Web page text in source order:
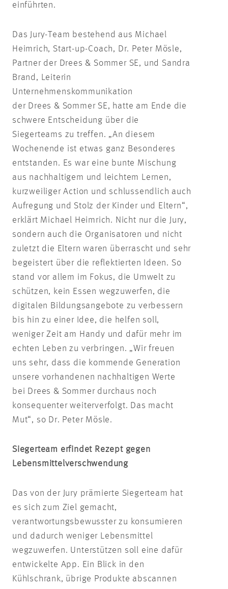
einführten.
Das Jury-Team bestehend aus Michael
Heimrich, Start-up-Coach, Dr. Peter Mösle,
Partner der Drees & Sommer SE, und Sandra
Brand, Leiterin
Unternehmenskommunikation
der Drees & Sommer SE, hatte am Ende die
schwere Entscheidung über die
Siegerteams zu treffen. „An diesem
Wochenende ist etwas ganz Besonderes
entstanden. Es war eine bunte Mischung
aus nachhaltigem und leichtem Lernen,
kurzweiliger Action und schlussendlich auch
Aufregung und Stolz der Kinder und Eltern“,
erklärt Michael Heimrich. Nicht nur die Jury,
sondern auch die Organisatoren und nicht
zuletzt die Eltern waren überrascht und sehr
begeistert über die reflektierten Ideen. So
stand vor allem im Fokus, die Umwelt zu
schützen, kein Essen wegzuwerfen, die
digitalen Bildungsangebote zu verbessern
bis hin zu einer Idee, die helfen soll,
weniger Zeit am Handy und dafür mehr im
echten Leben zu verbringen. „Wir freuen
uns sehr, dass die kommende Generation
unsere vorhandenen nachhaltigen Werte
bei Drees & Sommer durchaus noch
konsequenter weiterverfolgt. Das macht
Mut“, so Dr. Peter Mösle.
Siegerteam erfindet Rezept gegen
Lebensmittelverschwendung
Das von der Jury prämierte Siegerteam hat
es sich zum Ziel gemacht,
verantwortungsbewusster zu konsumieren
und dadurch weniger Lebensmittel
wegzuwerfen. Unterstützen soll eine dafür
entwickelte App. Ein Blick in den
Kühlschrank, übrige Produkte abscannen